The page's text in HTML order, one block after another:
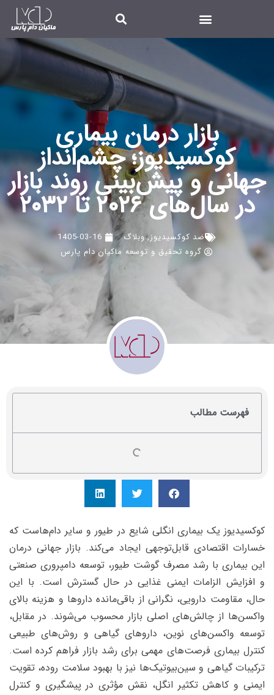
بازار درمان بیماری
کوکسیدیوز؛ چشم‌انداز
جهانی و پیش‌بینی روند بازار
در سال‌های ۲۰۲۶ تا ۲۰۳۲
ضد کوکسیدیوز,وبلاگ
1405-03-16
گروه تحقیق و توسعه ماکیان دام پارس
فهرست مطالب
کوکسیدیوز یک بیماری انگلی شایع در طیور و سایر دام‌هاست که
خسارات اقتصادی قابل‌توجهی ایجاد می‌کند. بازار جهانی درمان
این بیماری با رشد مصرف گوشت طیور، توسعه دامپروری صنعتی
و افزایش الزامات ایمنی غذایی در حال گسترش است. با این
حال، مقاومت دارویی، نگرانی از باقی‌مانده داروها و هزینه بالای
واکسن‌ها از چالش‌های اصلی بازار محسوب می‌شوند. در مقابل،
توسعه واکسن‌های نوین، داروهای گیاهی و روش‌های طبیعی
کنترل بیماری فرصت‌های مهمی برای رشد بازار فراهم کرده است.
ترکیبات گیاهی و سین‌بیوتیک‌ها نیز با بهبود سلامت روده، تقویت
ایمنی و کاهش تکثیر انگل، نقش مؤثری در پیشگیری و کنترل